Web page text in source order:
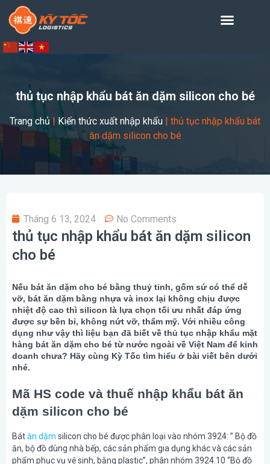
thủ tục nhập khẩu bát ăn dặm silicon cho bé
Trang chủ| Kiến thức xuất nhập khẩu | thủ tục nhập khẩu bát
ăn dặm silicon cho bé
Tháng 6 13, 2024 No Comments
thủ tục nhập khẩu bát ăn dặm silicon
cho bé
Nếu bát ăn dặm cho bé bằng thuỷ tinh, gốm sứ có thể dễ
vỡ, bát ăn dặm bằng nhựa và inox lại không chịu được
nhiệt độ cao thì silicon là lựa chọn tối ưu nhất đáp ứng
được sự bền bỉ, không nứt vỡ, thẩm mỹ. Với nhiều công
dụng như vậy thì liệu bạn đã biết về thủ tục nhập khẩu mặt
hàng bát ăn dặm cho bé từ nước ngoài về Việt Nam để kinh
doanh chưa? Hãy cùng Kỳ Tốc tìm hiểu ở bài viết bên dưới
nhé.
Mã HS code và thuế nhập khẩu bát ăn
dặm silicon cho bé
Bátăn dặm silicon cho bé được phân loại vào nhóm 3924: ” Bộ đồ
ăn, bộ đồ dùng nhà bếp, các sản phẩm gia dụng khác và các sản
phẩm phục vụ vệ sinh, bằng plastic”, phân nhóm 3924.10 “Bộ đồ